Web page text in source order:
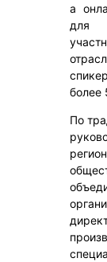
а
для
более
По